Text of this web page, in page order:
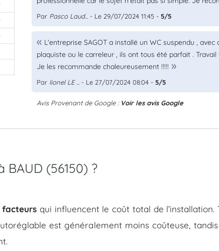
Par Pasco Laud... - Le 29/07/2024 11:45 - 5/5
L'entreprise SAGOT a installé un WC suspendu ,
plaquiste ou le carreleur , ils ont tous été parfait .
Je les recommande chaleureusement !!!!!
Par lionel LE ... - Le 27/07/2024 08:04 - 5/5
Avis Provenant de Google : Voir les avis Google
BAUD (56150) ?
facteurs qui influencent le coût total de l’installation.
est généralement moins coûteuse, tandis